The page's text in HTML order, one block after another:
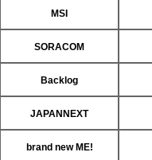
MSI
SORACOM
Backlog
JAPANNEXT
brand new ME!